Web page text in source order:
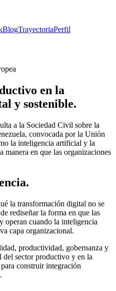
BlogTrayectoriaPerfil
en la
y sostenible.
a la Sociedad Civil sobre la
convocada por la Unión
la inteligencia artificial y la
en que las organizaciones
la transformación digital no se
rediseñar la forma en que las
operan cuando la inteligencia
capa organizacional.
productividad, gobernanza y
sector productivo y en la
construir integración